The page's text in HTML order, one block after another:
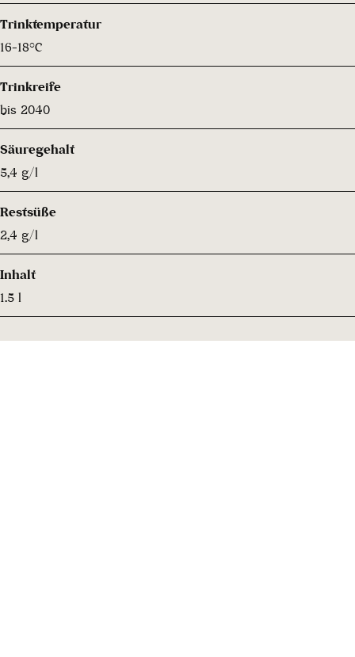
Trinktemperatur
16-18°C
Trinkreife
bis 2040
Säuregehalt
5,4 g/l
Restsüße
2,4 g/l
Inhalt
1.5 l